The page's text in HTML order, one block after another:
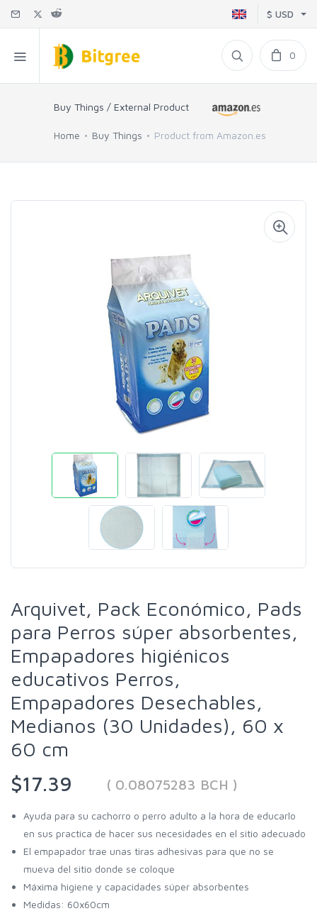
$ USD
0
Buy Things / External Product
Home Buy Things Product from Amazon.es
Arquivet, Pack Económico, Pads
para Perros súper absorbentes,
Empapadores higiénicos
educativos Perros,
Empapadores Desechables,
Medianos (30 Unidades), 60 x
60 cm
$17.39
( 0.08075283 BCH )
Ayuda para su cachorro o perro adulto a la hora de educarlo
en sus practica de hacer sus necesidades en el sitio adecuado
El empapador trae unas tiras adhesivas para que no se
mueva del sitio donde se coloque
Máxima higiene y capacidades súper absorbentes
Medidas: 60x60cm